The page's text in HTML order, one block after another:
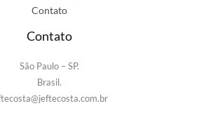
Contato
Contato
São Paulo – SP.
Brasil.